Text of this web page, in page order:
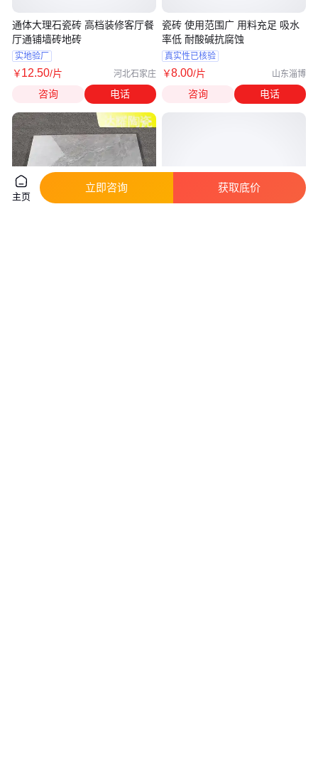
通体大理石瓷砖 高档装修客厅餐
厅通铺墙砖地砖
实地验厂
￥12.50/片 河北石家庄
咨询 电话
瓷砖 使用范围广 用料充足 吸水
率低 耐酸碱抗腐蚀
真实性已核验
￥8.00/片 山东淄博
咨询 电话
主页
立即咨询 获取底价